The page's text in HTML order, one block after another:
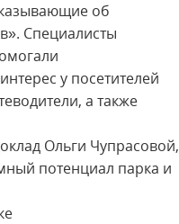
об
Специалисты
у посетителей
а также
Ольги Чупрасовой,
потенциал парка и